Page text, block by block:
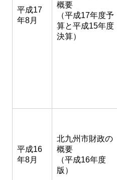
平成17
年8月
概要
（平成17年度予
算と平成15年度
決算）
平成16
年8月
北九州市財政の
概要
（平成16年度
版）